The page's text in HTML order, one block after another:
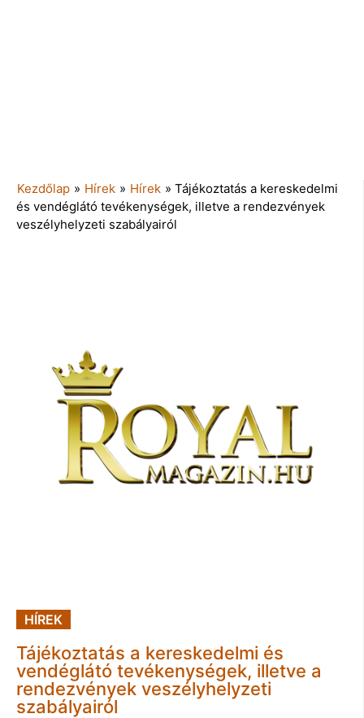
Kezdőlap » Hírek » Hírek » Tájékoztatás a kereskedelmi
és vendéglátó tevékenységek, illetve a rendezvények
veszélyhelyzeti szabályairól
HÍREK
Tájékoztatás a kereskedelmi és
vendéglátó tevékenységek, illetve a
rendezvények veszélyhelyzeti
szabályairól